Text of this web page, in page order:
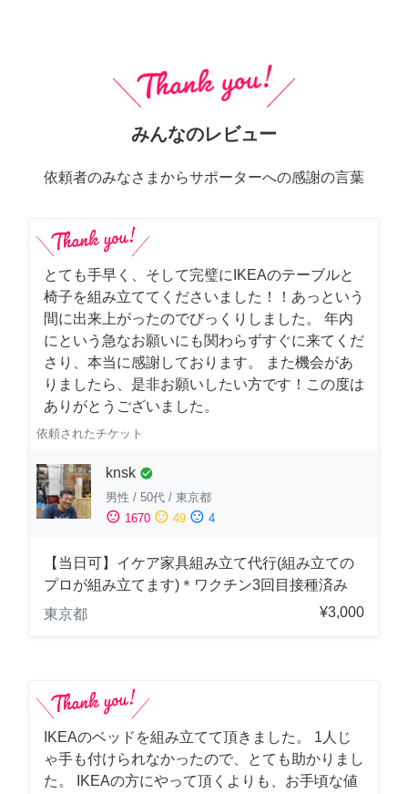
みんなのレビュー
依頼者のみなさまからサポーターへの感謝の言葉
とても手早く、そして完璧にIKEAのテーブルと
椅子を組み立ててくださいました！！あっという
間に出来上がったのでびっくりしました。 年内
にという急なお願いにも関わらずすぐに来てくだ
さり、本当に感謝しております。 また機会があ
りましたら、是非お願いしたい方です！この度は
ありがとうございました。
依頼されたチケット
knsk check_circle
男性 / 50代 / 東京都
sentiment_satisfied 1670 sentiment_neutral 49 sentiment_dissatisfied 4
【当日可】イケア家具組み立て代行(組み立ての
プロが組み立てます)＊ワクチン3回目接種済み
東京都
¥3,000
IKEAのベッドを組み立てて頂きました。 1人じ
ゃ手も付けられなかったので、とても助かりまし
た。 IKEAの方にやって頂くよりも、お手頃な値